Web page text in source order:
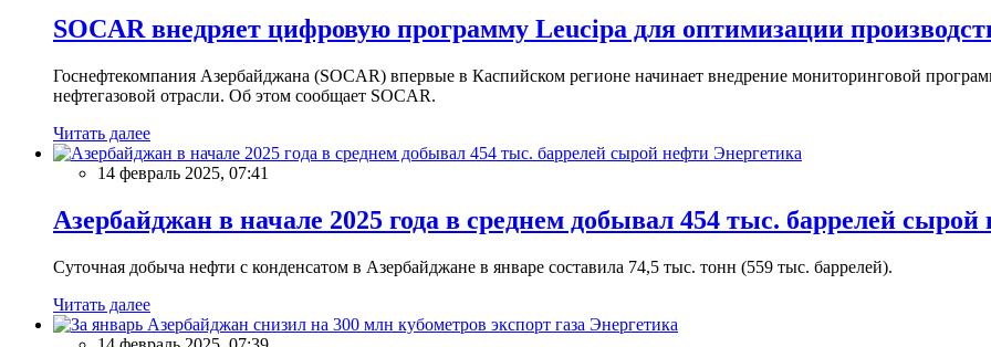
SOCAR внедряет цифровую программу Leucipa для оптимизации
Госнефтекомпания Азербайджана (SOCAR) впервые в Каспийском регионе начинает внедрение мониторинговой
нефтегазовой отрасли. Об этом сообщает SOCAR.
Читать далее
Энергетика
14 февраль 2025, 07:41
Азербайджан в начале 2025 года в среднем добывал 454 тыс. баррелей сырой
Суточная добыча нефти с конденсатом в Азербайджане в январе составила 74,5 тыс. тонн (559 тыс. баррелей).
Читать далее
Энергетика